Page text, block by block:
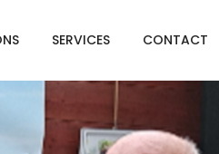
SERVICES CONTACT